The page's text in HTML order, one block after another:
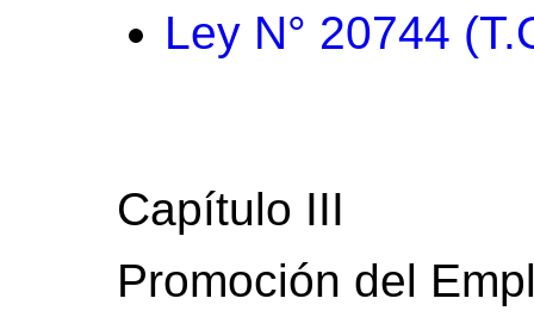
Ley N° 20744
Capítulo III
Promoción del